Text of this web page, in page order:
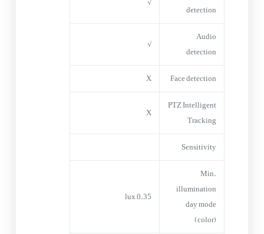
detection
Audio
detection
√
Face detection
X
PTZ Intelligent
Tracking
X
Sensitivity
Min.
illumination
day mode
(color)
0.35 lux